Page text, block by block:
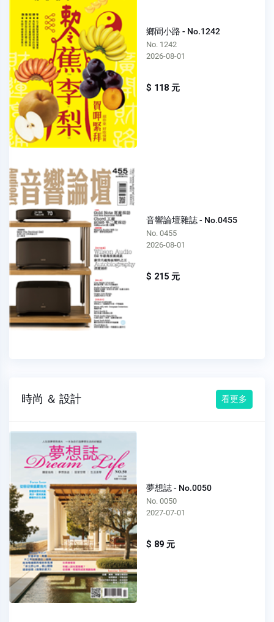
鄉間小路 - No.1242
No. 1242
2026-08-01
$ 118 元
音響論壇雜誌 - No.0455
No. 0455
2026-08-01
$ 215 元
時尚 ＆ 設計 看更多
夢想誌 - No.0050
No. 0050
2027-07-01
$ 89 元